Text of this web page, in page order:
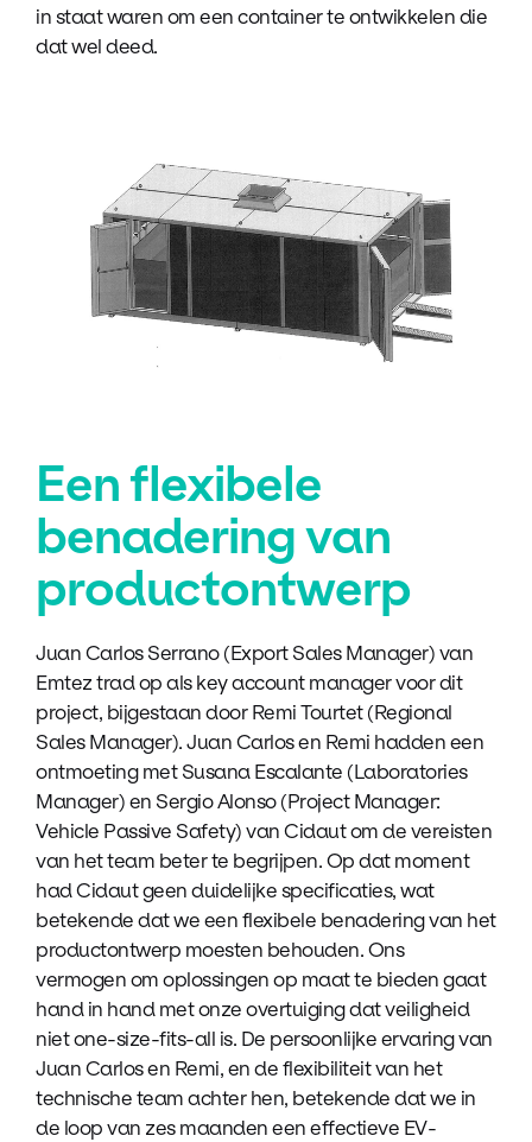
in staat waren om een container te ontwikkelen die
dat wel deed.
Een flexibele
benadering van
productontwerp
Juan Carlos Serrano (Export Sales Manager) van
Emtez trad op als key account manager voor dit
project, bijgestaan door Remi Tourtet (Regional
Sales Manager). Juan Carlos en Remi hadden een
ontmoeting met Susana Escalante (Laboratories
Manager) en Sergio Alonso (Project Manager:
Vehicle Passive Safety) van Cidaut om de vereisten
van het team beter te begrijpen. Op dat moment
had Cidaut geen duidelijke specificaties, wat
betekende dat we een flexibele benadering van het
productontwerp moesten behouden. Ons
vermogen om oplossingen op maat te bieden gaat
hand in hand met onze overtuiging dat veiligheid
niet one-size-fits-all is. De persoonlijke ervaring van
Juan Carlos en Remi, en de flexibiliteit van het
technische team achter hen, betekende dat we in
de loop van zes maanden een effectieve EV-